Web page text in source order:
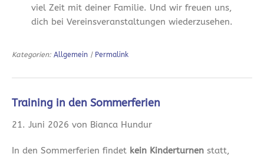
viel Zeit mit deiner Familie. Und wir freuen uns,
dich bei Vereinsveranstaltungen wiederzusehen.
Kategorien: Allgemein | Permalink
Training in den Sommerferien
21. Juni 2026 von Bianca Hundur
In den Sommerferien findet kein Kinderturnen statt,